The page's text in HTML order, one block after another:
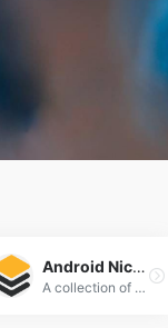
Android Niceties
A collection of screenshots encompassing some of the most beautiful looking Android apps.